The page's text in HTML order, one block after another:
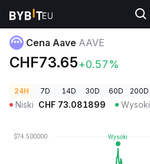
Ceny kryptowalut Cena Aave AAVE
Cena Aave AAVE
CHF73.65+0.57%
24H 7D 14D 30D 60D 200D
Niski CHF 73.081899 Wysoki